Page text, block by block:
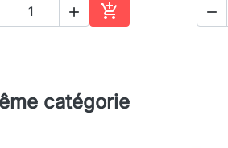
 
Ajouter au panier

catégorie